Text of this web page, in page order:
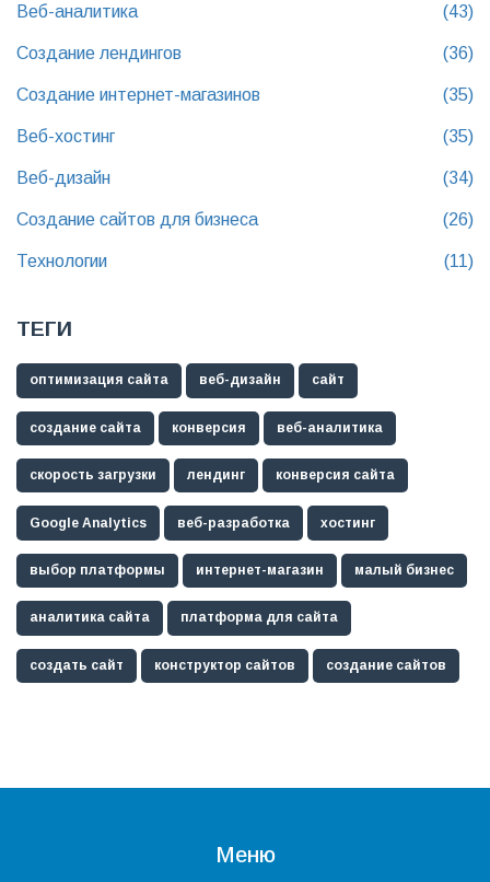
Веб-аналитика (43)
Создание лендингов (36)
Создание интернет-магазинов (35)
Веб-хостинг (35)
Веб-дизайн (34)
Создание сайтов для бизнеса (26)
Технологии (11)
ТЕГИ
оптимизация сайта веб-дизайн сайт
создание сайта конверсия веб-аналитика
скорость загрузки лендинг конверсия сайта
Google Analytics веб-разработка хостинг
выбор платформы интернет-магазин малый бизнес
аналитика сайта платформа для сайта
создать сайт конструктор сайтов создание сайтов
Меню